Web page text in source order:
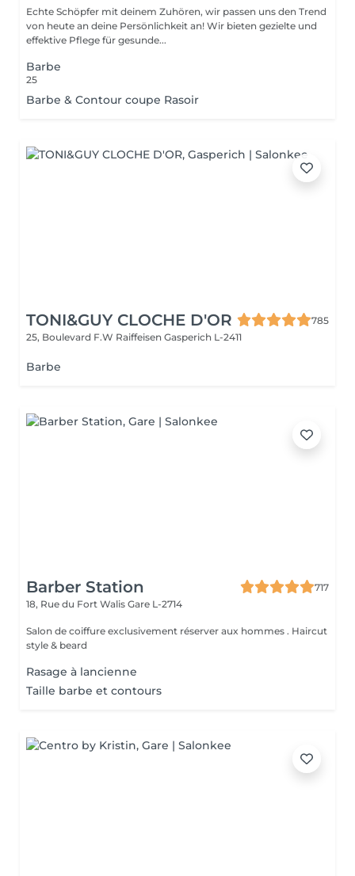
Echte Schöpfer mit deinem Zuhören, wir passen uns den Trend
von heute an deine Persönlichkeit an! Wir bieten gezielte und
effektive Pflege für gesunde...
Barbe
25
Barbe & Contour coupe Rasoir
TONI&GUY CLOCHE D'OR
785
25, Boulevard F.W Raiffeisen Gasperich L-2411
Barbe
Barber Station
717
18, Rue du Fort Walis Gare L-2714
Salon de coiffure exclusivement réserver aux hommes . Haircut
style & beard
Rasage à lancienne
Taille barbe et contours